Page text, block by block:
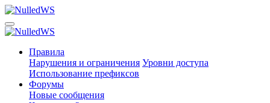
Правила
Нарушения и ограничения Уровни доступа
Использование префиксов
Форумы
Новые сообщения